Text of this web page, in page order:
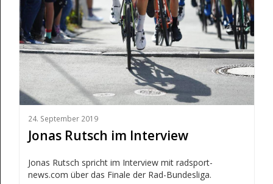
24. September 2019
Jonas Rutsch im Interview
Jonas Rutsch spricht im Interview mit radsport-
news.com über das Finale der Rad-Bundesliga.